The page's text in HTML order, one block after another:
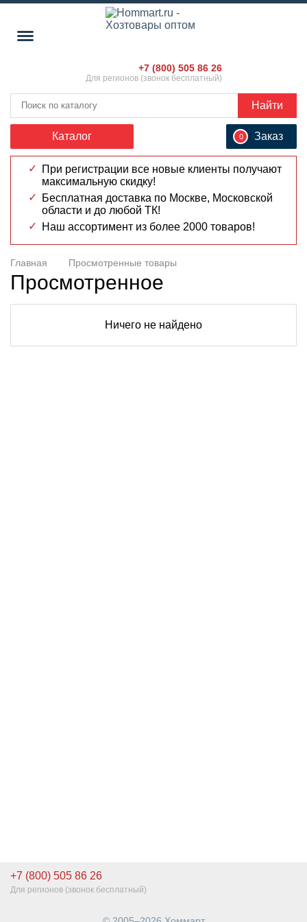
+7 (800) 505 86 26
Для регионов (звонок бесплатный)
0 Заказ
Каталог
Найти
При регистрации все новые клиенты получают
максимальную скидку!
Бесплатная доставка по Москве, Московской
области и до любой ТК!
Наш ассортимент из более 2000 товаров!
Главная Просмотренные товары
Просмотренное
Ничего не найдено
+7 (800) 505 86 26
Для регионов (звонок бесплатный)